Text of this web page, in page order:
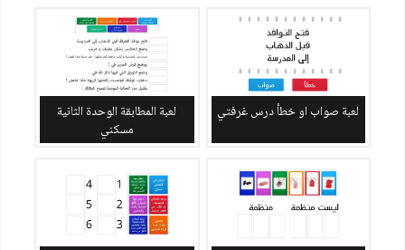
لعبة صواب او خطأ درس غرفتي
لعبة المطابقة الوحدة الثانية
مسكني